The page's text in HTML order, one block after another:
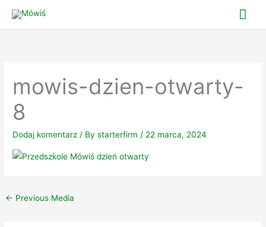
mowis-dzien-otwarty-
8
Dodaj komentarz / Bystarterfirm/ 22 marca, 2024
← Previous Media